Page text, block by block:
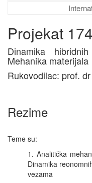
Projekat
Dinamika
Mehanika materijala
Rukovodilac: prof.
Rezime
Teme su:
1. Analitička
Dinamika
vezama